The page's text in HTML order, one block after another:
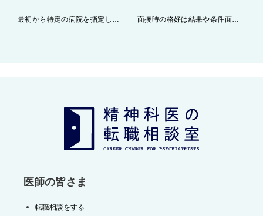
最初から特定の病院を指定し転職を考える場合 面接時の格好は結果や条件面に影響する
医師の皆さま
転職相談をする